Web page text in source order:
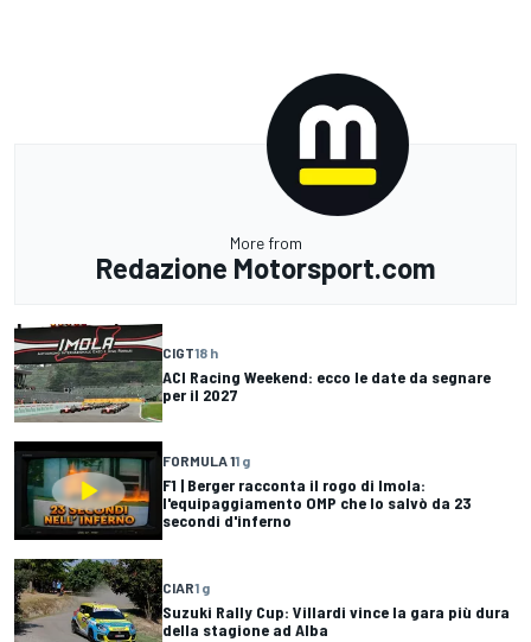
More from
Redazione Motorsport.com
CIGT18 h
ACI Racing Weekend: ecco le date da segnare
per il 2027
FORMULA 11 g
F1 | Berger racconta il rogo di Imola:
l'equipaggiamento OMP che lo salvò da 23
secondi d'inferno
CIAR1 g
Suzuki Rally Cup: Villardi vince la gara più dura
della stagione ad Alba